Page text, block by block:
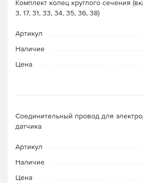
Комплект колец круглого сечения
3, 17, 31, 33, 34, 35, 36, 38)
Артикул
Наличие
Цена
Соединительный провод для
датчика
Артикул
Наличие
Цена